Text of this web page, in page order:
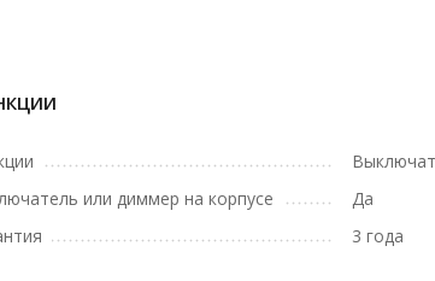
или диммер на корпусе
Да
3 года